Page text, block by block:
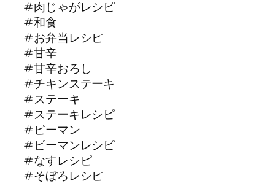
#肉じゃがレシピ
#和食
#お弁当レシピ
#甘辛
#甘辛おろし
#チキンステーキ
#ステーキ
#ステーキレシピ
#ピーマン
#ピーマンレシピ
#なすレシピ
#そぼろレシピ